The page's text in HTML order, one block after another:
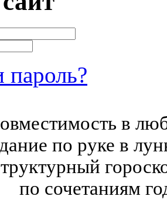
пароль?
в
по руке в
по сочетаниям